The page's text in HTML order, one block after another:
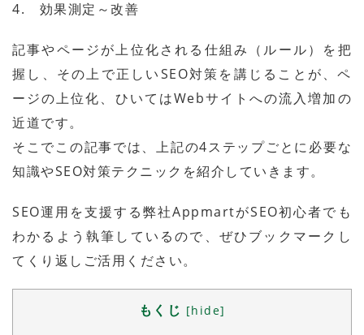
4. 効果測定～改善
記事やページが上位化される仕組み（ルール）を把
握し、その上で正しいSEO対策を講じることが、ペ
ージの上位化、ひいてはWebサイトへの流入増加の
近道です。
そこでこの記事では、上記の4ステップごとに必要な
知識やSEO対策テクニックを紹介していきます。
SEO運用を支援する弊社AppmartがSEO初心者でも
わかるよう執筆しているので、ぜひブックマークし
てくり返しご活用ください。
もくじ [hide]